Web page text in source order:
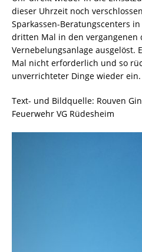
dieser Uhrzeit noch
Sparkassen-Beratungscenters
dritten Mal in den vergangenen
Vernebelungsanlage ausgelöst.
Mal nicht erforderlich und so
unverrichteter Dinge wieder ein.
Text- und Bildquelle: Rouven
Feuerwehr VG Rüdesheim